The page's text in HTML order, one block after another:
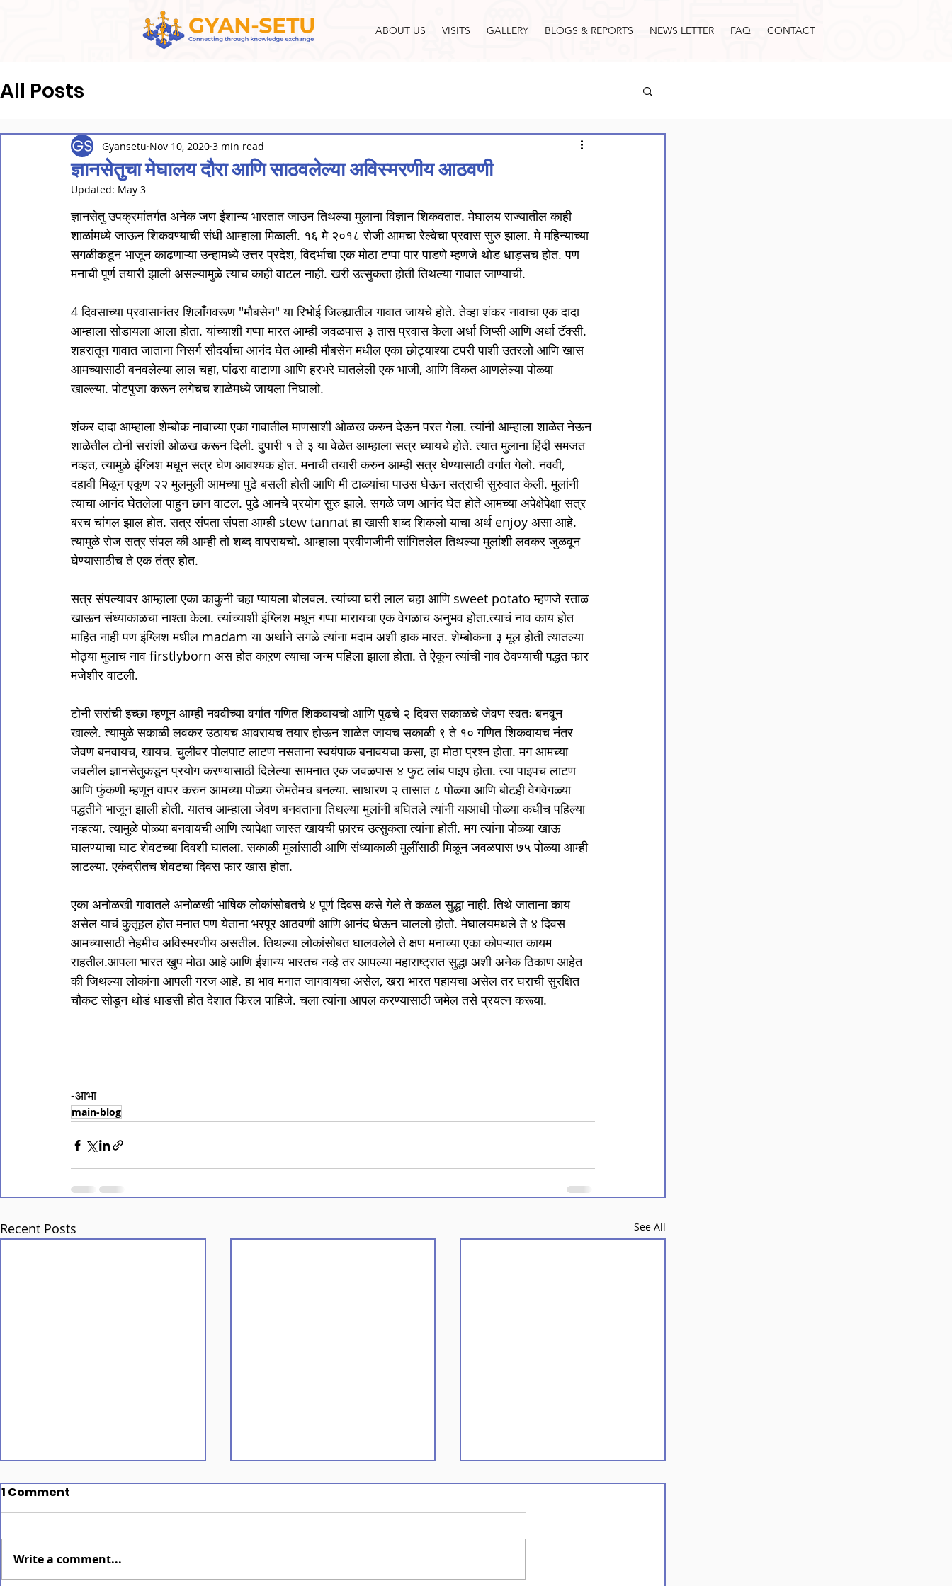
ABOUT US VISITS GALLERY BLOGS & REPORTS NEWS LETTER FAQ CONTACT
All Posts
ज्ञानसेतुचा मेघालय दौरा आणि साठवलेल्या अविस्मरणीय आठवणी
Gyansetu Nov 10, 2020 3 min read
Updated: May 3
ज्ञानसेतु उपक्रमांतर्गत अनेक जण ईशान्य भारतात जाउन तिथल्या मुलाना विज्ञान शिकवतात. मेघालय राज्यातील काही
शाळांमध्ये जाऊन शिकवण्याची संधी आम्हाला मिळाली. १६ मे २०१८ रोजी आमचा रेल्वेचा प्रवास सुरु झाला. मे महिन्याच्या
सगळीकडून भाजून काढणाऱ्या उन्हामध्ये उत्तर प्रदेश, विदर्भाचा एक मोठा टप्पा पार पाडणे म्हणजे थोड धाड़सच होत. पण
मनाची पूर्ण तयारी झाली असल्यामुळे त्याच काही वाटल नाही. खरी उत्सुकता होती तिथल्या गावात जाण्याची.
4 दिवसाच्या प्रवासानंतर शिलॉंगवरूण "मौबसेन" या रिभोई जिल्ह्यातील गावात जायचे होते. तेव्हा शंकर नावाचा एक दादा
आम्हाला सोडायला आला होता. यांच्याशी गप्पा मारत आम्ही जवळपास ३ तास प्रवास केला अर्धा जिप्सी आणि अर्धा टॅक्सी.
शहरातून गावात जाताना निसर्ग सौदर्याचा आनंद घेत आम्ही मौबसेन मधील एका छोट्याश्या टपरी पाशी उतरलो आणि खास
आमच्यासाठी बनवलेल्या लाल चहा, पांढरा वाटाणा आणि हरभरे घातलेली एक भाजी, आणि विकत आणलेल्या पोळ्या
खाल्ल्या. पोटपुजा करून लगेचच शाळेमध्ये जायला निघालो.
शंकर दादा आम्हाला शेम्बोक नावाच्या एका गावातील माणसाशी ओळख करुन देऊन परत गेला. त्यांनी आम्हाला शाळेत नेऊन
शाळेतील टोनी सरांशी ओळख करून दिली. दुपारी १ ते ३ या वेळेत आम्हाला सत्र घ्यायचे होते. त्यात मुलाना हिंदी समजत
नव्हत, त्यामुळे इंग्लिश मधून सत्र घेण आवश्यक होत. मनाची तयारी करुन आम्ही सत्र घेण्यासाठी वर्गात गेलो. नववी,
दहावी मिळून एकूण २२ मुलमुली आमच्या पुढे बसली होती आणि मी टाळ्यांचा पाउस घेऊन सत्राची सुरुवात केली. मुलांनी
त्याचा आनंद घेतलेला पाहुन छान वाटल. पुढे आमचे प्रयोग सुरु झाले. सगळे जण आनंद घेत होते आमच्या अपेक्षेपेक्षा सत्र
बरच चांगल झाल होत. सत्र संपता संपता आम्ही stew tannat हा खासी शब्द शिकलो याचा अर्थ enjoy असा आहे.
त्यामुळे रोज सत्र संपल की आम्ही तो शब्द वापरायचो. आम्हाला प्रवीणजीनी सांगितलेल तिथल्या मुलांशी लवकर जुळवून
घेण्यासाठीच ते एक तंत्र होत.
सत्र संपल्यावर आम्हाला एका काकुनी चहा प्यायला बोलवल. त्यांच्या घरी लाल चहा आणि sweet potato म्हणजे रताळ
खाऊन संध्याकाळचा नाश्ता केला. त्यांच्याशी इंग्लिश मधून गप्पा मारायचा एक वेगळाच अनुभव होता.त्याचं नाव काय होत
माहित नाही पण इंग्लिश मधील madam या अर्थाने सगळे त्यांना मदाम अशी हाक मारत. शेम्बोकना ३ मूल होती त्यातल्या
मोठ्या मुलाच नाव firstlyborn अस होत काऱण त्याचा जन्म पहिला झाला होता. ते ऐकून त्यांची नाव ठेवण्याची पद्धत फार
मजेशीर वाटली.
टोनी सरांची इच्छा म्हणून आम्ही नववीच्या वर्गात गणित शिकवायचो आणि पुढचे २ दिवस सकाळचे जेवण स्वतः बनवून
खाल्ले. त्यामुळे सकाळी लवकर उठायच आवरायच तयार होऊन शाळेत जायच सकाळी ९ ते १० गणित शिकवायच नंतर
जेवण बनवायच, खायच. चुलीवर पोलपाट लाटण नसताना स्वयंपाक बनावयचा कसा, हा मोठा प्रश्न होता. मग आमच्या
जवलील ज्ञानसेतुकडून प्रयोग करण्यासाठी दिलेल्या सामनात एक जवळपास ४ फुट लांब पाइप होता. त्या पाइपच लाटण
आणि फुंकणी म्हणून वापर करुन आमच्या पोळ्या जेमतेमच बनल्या. साधारण २ तासात ८ पोळ्या आणि बोटही वेगवेगळ्या
पद्धतीने भाजून झाली होती. यातच आम्हाला जेवण बनवताना तिथल्या मुलांनी बघितले त्यांनी याआधी पोळ्या कधीच पहिल्या
नव्हत्या. त्यामुळे पोळ्या बनवायची आणि त्यापेक्षा जास्त खायची फ़ारच उत्सुकता त्यांना होती. मग त्यांना पोळ्या खाऊ
घालण्याचा घाट शेवटच्या दिवशी घातला. सकाळी मुलांसाठी आणि संध्याकाळी मुलींसाठी मिळून जवळपास ७५ पोळ्या आम्ही
लाटल्या. एकंदरीतच शेवटचा दिवस फार खास होता.
एका अनोळखी गावातले अनोळखी भाषिक लोकांसोबतचे ४ पूर्ण दिवस कसे गेले ते कळल सुद्धा नाही. तिथे जाताना काय
असेल याचं कुतूहल होत मनात पण येताना भरपूर आठवणी आणि आनंद घेऊन चाललो होतो. मेघालयमधले ते ४ दिवस
आमच्यासाठी नेहमीच अविस्मरणीय असतील. तिथल्या लोकांसोबत घालवलेले ते क्षण मनाच्या एका कोपऱ्यात कायम
राहतील.आपला भारत खुप मोठा आहे आणि ईशान्य भारतच नव्हे तर आपल्या महाराष्ट्रात सुद्धा अशी अनेक ठिकाण आहेत
की जिथल्या लोकांना आपली गरज आहे. हा भाव मनात जागवायचा असेल, खरा भारत पहायचा असेल तर घराची सुरक्षित
चौकट सोडून थोडं धाडसी होत देशात फिरल पाहिजे. चला त्यांना आपल करण्यासाठी जमेल तसे प्रयत्न करूया.
-आभा
main-blog
Recent Posts See All
1 Comment
Write a comment...